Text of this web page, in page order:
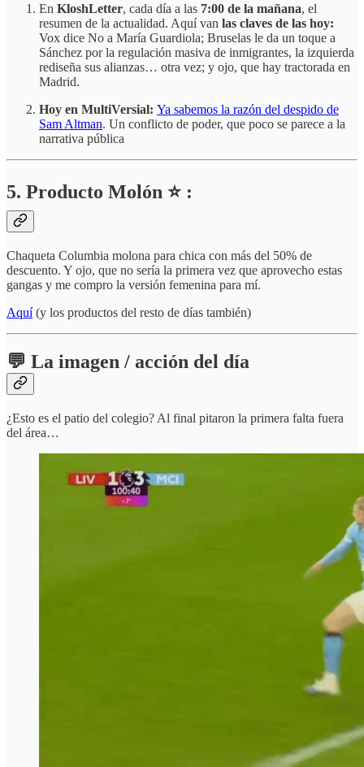
En KloshLetter, cada día a las 7:00 de la mañana, el
resumen de la actualidad. Aquí van las claves de las hoy:
Vox dice No a María Guardiola; Bruselas le da un toque a
Sánchez por la regulación masiva de inmigrantes, la izquierda
rediseña sus alianzas… otra vez; y ojo, que hay tractorada en
Madrid.
Hoy en MultiVersial: Ya sabemos la razón del despido de
Sam Altman. Un conflicto de poder, que poco se parece a la
narrativa pública
5. Producto Molón ⭐ :
Chaqueta Columbia molona para chica con más del 50% de
descuento. Y ojo, que no sería la primera vez que aprovecho estas
gangas y me compro la versión femenina para mí.
Aquí(y los productos del resto de días también)
💬 La imagen / acción del día
¿Esto es el patio del colegio? Al final pitaron la primera falta fuera
del área…